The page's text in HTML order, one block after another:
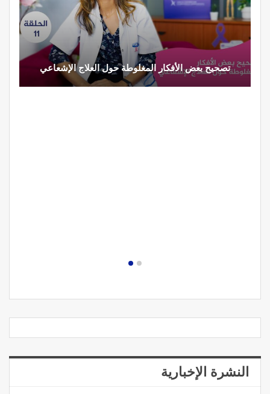
تصحيح بعض الأفكار المغلوطة حول العلاج الإشعاعي
النشرة الإخبارية